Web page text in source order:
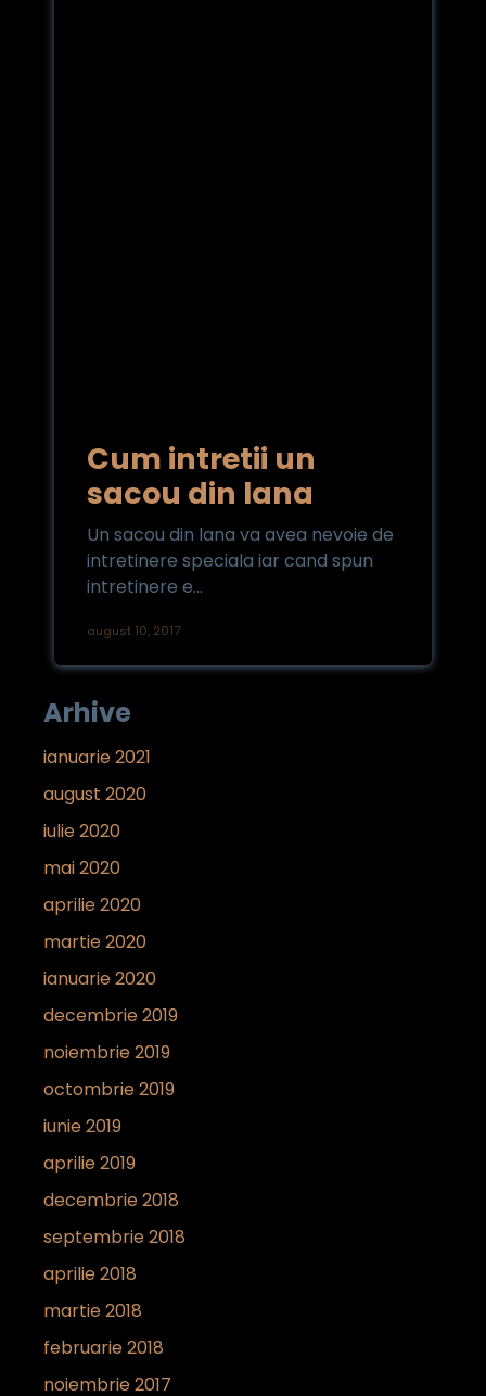
Cum intretii un
sacou din lana
Un sacou din lana va avea nevoie de
intretinere speciala iar cand spun
intretinere e...
august 10, 2017
Arhive
ianuarie 2021
august 2020
iulie 2020
mai 2020
aprilie 2020
martie 2020
ianuarie 2020
decembrie 2019
noiembrie 2019
octombrie 2019
iunie 2019
aprilie 2019
decembrie 2018
septembrie 2018
aprilie 2018
martie 2018
februarie 2018
noiembrie 2017